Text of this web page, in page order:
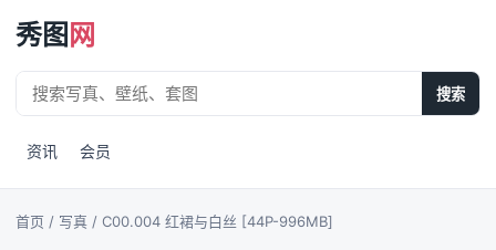
秀图 网
搜索
资讯 会员
首页 / 写真 / C00.004 红裙与白丝 [44P-996MB]